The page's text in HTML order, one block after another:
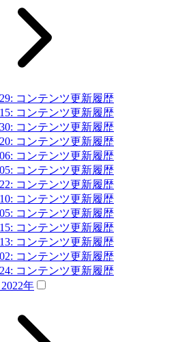
コンテンツ更新履歴
コンテンツ更新履歴
コンテンツ更新履歴
コンテンツ更新履歴
コンテンツ更新履歴
コンテンツ更新履歴
コンテンツ更新履歴
コンテンツ更新履歴
コンテンツ更新履歴
コンテンツ更新履歴
コンテンツ更新履歴
コンテンツ更新履歴
コンテンツ更新履歴
年